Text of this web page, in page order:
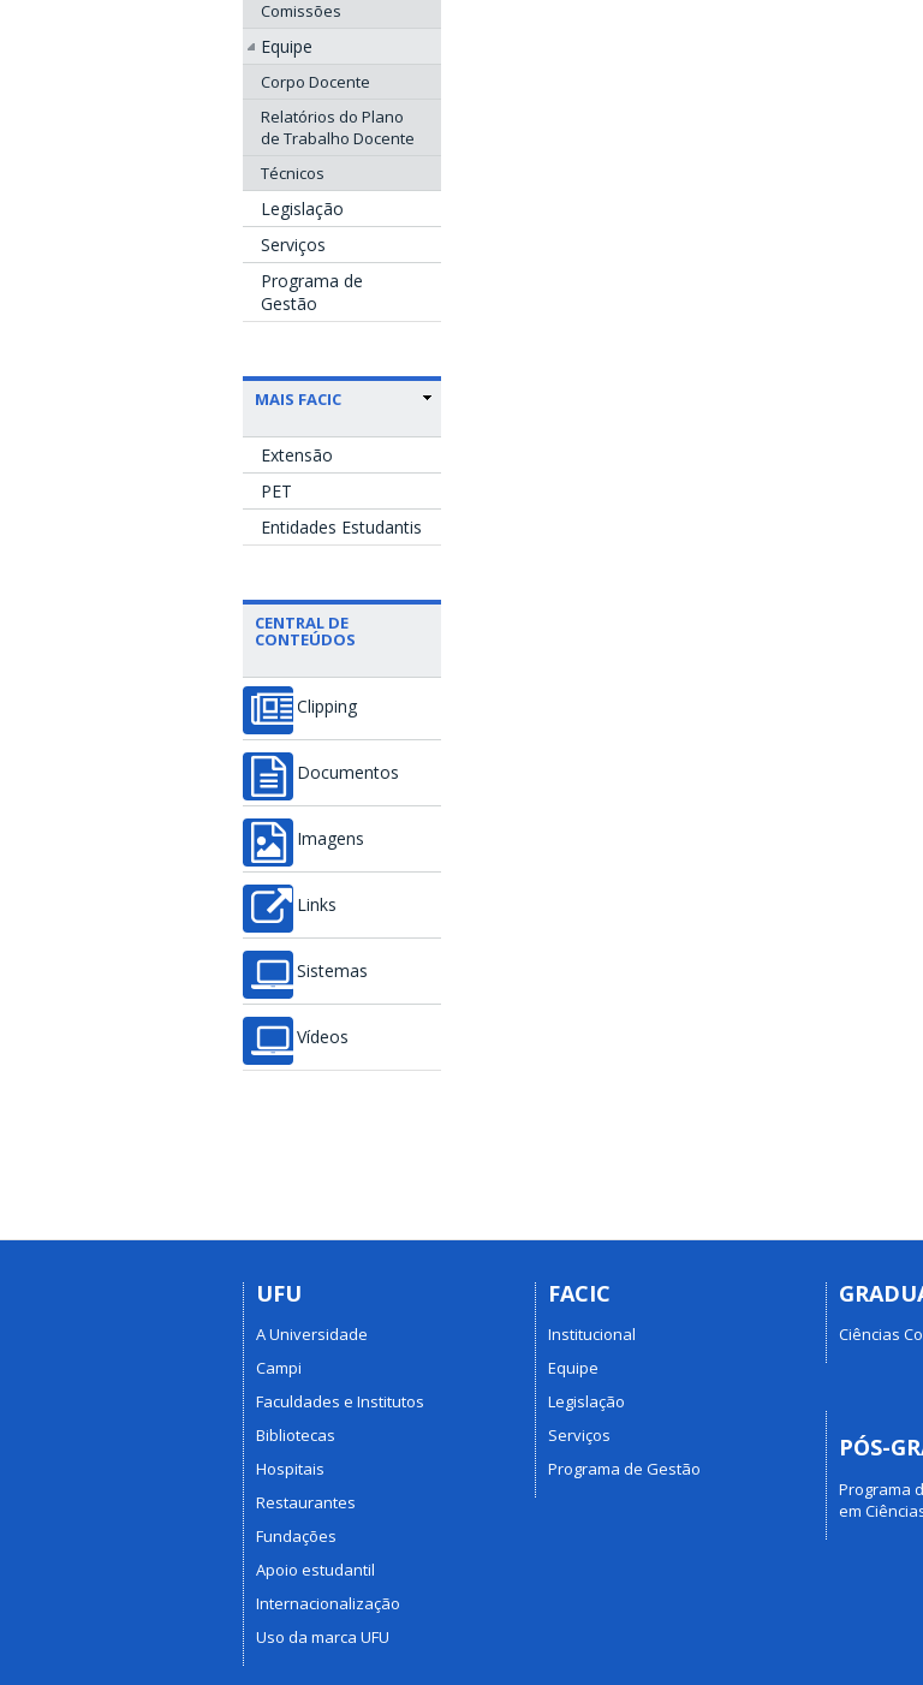
Comissões
Equipe
Corpo Docente
Relatórios do Plano
de Trabalho Docente
Técnicos
Legislação
Serviços
Programa de
Gestão
MAIS FACIC
Extensão
PET
Entidades Estudantis
CENTRAL DE
CONTEÚDOS
Clipping
Documentos
Imagens
Links
Sistemas
Vídeos
UFU
A Universidade
Campi
Faculdades e Institutos
Bibliotecas
Hospitais
Restaurantes
Fundações
Apoio estudantil
Internacionalização
Uso da marca UFU
FACIC
Institucional
Equipe
Legislação
Serviços
Programa de Gestão
Ciências
PÓS-
Programa
em